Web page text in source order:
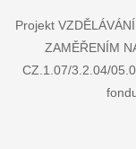
Projekt
ZAMĚŘENÍM
CZ.1.07/3.2.04/